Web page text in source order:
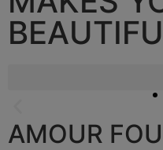
Spa de
AMOUR